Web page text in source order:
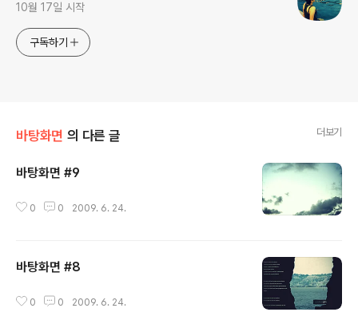
10월 17일 시작
구독하기
바탕화면 의 다른 글 더보기
바탕화면 #9
0 0 2009. 6. 24.
바탕화면 #8
0 0 2009. 6. 24.